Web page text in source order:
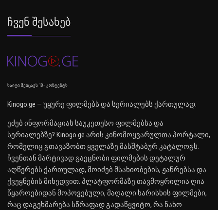
Ჩვენ Შესახებ
საიტი შეიცავს 18+ კონტენტს
Kinogo.ge — უყურე ფილმებს და სერიალებს ქართულად.
ეძებ ინფორმაციას საუკეთესო ფილმებსა და
სერიალებზე? Kinogo.ge არის კინომოყვარულთა პორტალი,
რომელიც გთავაზობთ ყველაზე მასშტაბურ კატალოგს.
ჩვენთან მარტივად გაეცნობი ფილმების დეტალურ
აღწერებს ქართულად, მოიძებ მსახიობების, ჟანრებსა და
ქვეყნების მიხედვით. პლატფორმაზე თავმოყრილია ღია
წყაროებიდან მოპოვებული, მაღალი ხარისხის ფილმები,
რაც დაგეხმარება სწრაფად გადაწყვიტო, რა ნახო